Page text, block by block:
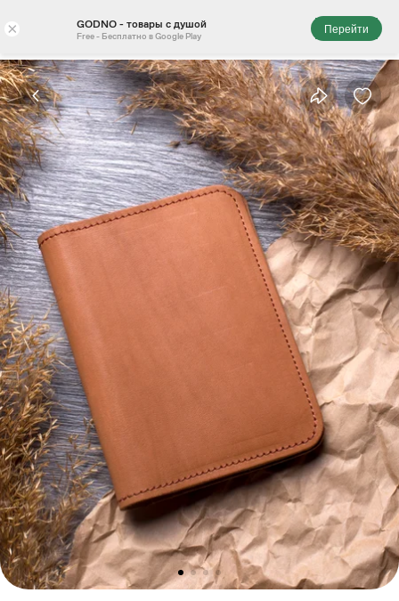
× GODNO - товары с душой
Free - Бесплатно в Google Play
Перейти